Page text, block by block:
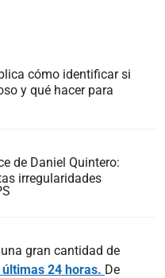
cómo identificar si
y qué hacer para
de Daniel Quintero:
irregularidades
gran cantidad de
24 horas. De